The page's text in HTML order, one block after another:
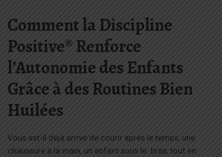
Comment la Discipline
Positive® Renforce
l’Autonomie des Enfants
Grâce à des Routines Bien
Huilées
Vous est-il déjà arrivé de courir après le temps, une
chaussure à la main, un enfant sous le bras, tout en